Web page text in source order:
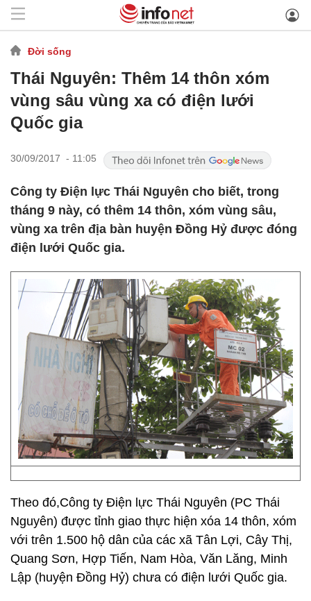
Đời sống
Thái Nguyên: Thêm 14 thôn xóm
vùng sâu vùng xa có điện lưới
Quốc gia
30/09/2017 - 11:05
Công ty Điện lực Thái Nguyên cho biết, trong
tháng 9 này, có thêm 14 thôn, xóm vùng sâu,
vùng xa trên địa bàn huyện Đồng Hỷ được đóng
điện lưới Quốc gia.
Theo đó,Công ty Điện lực Thái Nguyên (PC Thái
Nguyên) được tỉnh giao thực hiện xóa 14 thôn, xóm
với trên 1.500 hộ dân của các xã Tân Lợi, Cây Thị,
Quang Sơn, Hợp Tiến, Nam Hòa, Văn Lăng, Minh
Lập (huyện Đồng Hỷ) chưa có điện lưới Quốc gia.